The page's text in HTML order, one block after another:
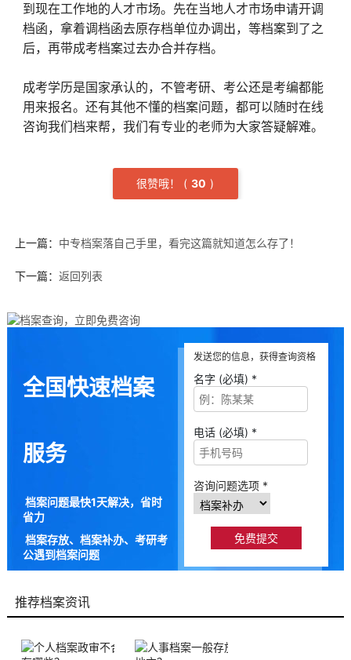
到现在工作地的人才市场。先在当地人才市场申请开调
档函，拿着调档函去原存档单位办调出，等档案到了之
后，再带成考档案过去办合并存档。
成考学历是国家承认的，不管考研、考公还是考编都能
用来报名。还有其他不懂的档案问题，都可以随时在线
咨询我们档来帮，我们有专业的老师为大家答疑解难。
很赞哦！ ( 30 )
上一篇： 中专档案落自己手里，看完这篇就知道怎么存了！
下一篇： 返回列表
全国快速档案
服务
档案问题最快1天解决，省时
省力
档案存放、档案补办、考研考
公遇到档案问题
发送您的信息，获得查询资格
名字 (必填) *
电话 (必填) *
咨询问题选项 *
推荐档案资讯